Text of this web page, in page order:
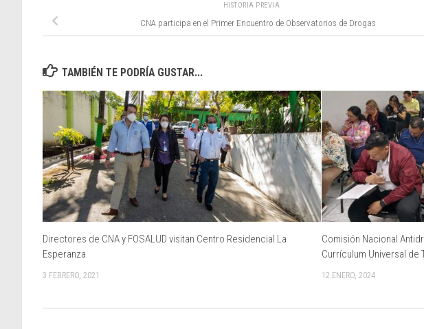
HISTORIA PREVIA
CNA participa en el Primer Encuentro de Observatorios de Drogas
TAMBIÉN TE PODRÍA GUSTAR...
Directores de CNA y FOSALUD visitan Centro Residencial La
Esperanza
3 FEBRERO, 2021
Comisión Nacional
Currículum Universal de
12 ENERO, 2024